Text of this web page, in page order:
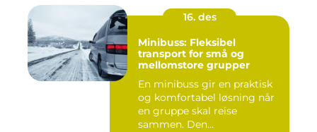
16. des
Minibuss: Fleksibel
transport for små og
mellomstore grupper
En minibuss gir en praktisk
og komfortabel løsning når
en gruppe skal reise
sammen. Den...